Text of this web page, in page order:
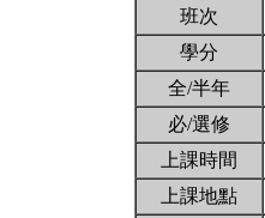
班次
學分
全/半年
必/選修
上課時間
上課地點